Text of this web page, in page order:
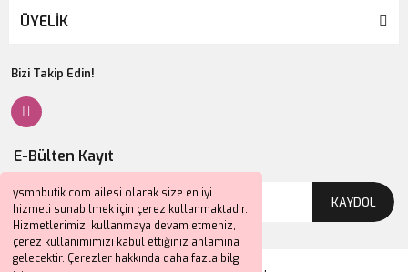
ysmnbutik.com ailesi olarak size en iyi
hizmeti sunabilmek için çerez kullanmaktadır.
Hizmetlerimizi kullanmaya devam etmeniz,
çerez kullanımımızı kabul ettiğiniz anlamına
gelecektir. Çerezler hakkında daha fazla bilgi
ÜYELİK
Bizi Takip Edin!
E-Bülten Kayıt
KAYDOL